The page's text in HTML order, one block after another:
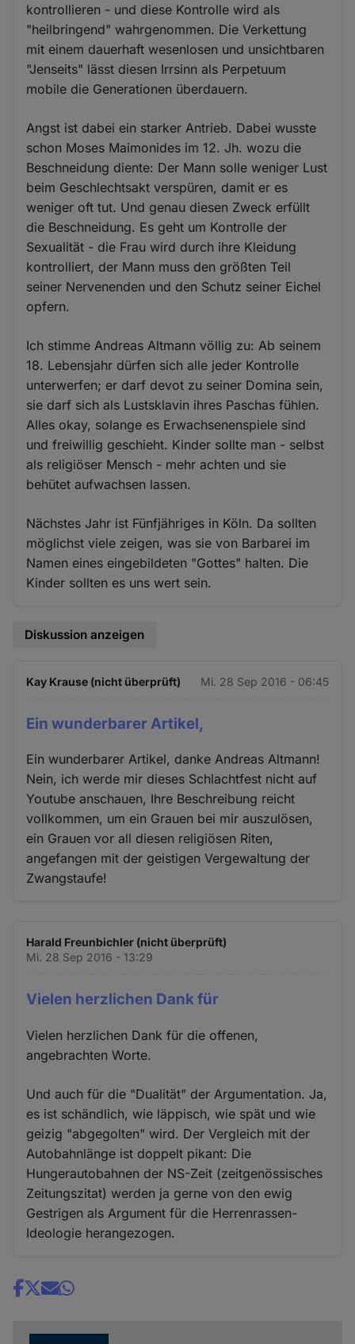
kontrollieren - und diese Kontrolle wird als
"heilbringend" wahrgenommen. Die Verkettung
mit einem dauerhaft wesenlosen und unsichtbaren
"Jenseits" lässt diesen Irrsinn als Perpetuum
mobile die Generationen überdauern.
Angst ist dabei ein starker Antrieb. Dabei wusste
schon Moses Maimonides im 12. Jh. wozu die
Beschneidung diente: Der Mann solle weniger Lust
beim Geschlechtsakt verspüren, damit er es
weniger oft tut. Und genau diesen Zweck erfüllt
die Beschneidung. Es geht um Kontrolle der
Sexualität - die Frau wird durch ihre Kleidung
kontrolliert, der Mann muss den größten Teil
seiner Nervenenden und den Schutz seiner Eichel
opfern.
Ich stimme Andreas Altmann völlig zu: Ab seinem
18. Lebensjahr dürfen sich alle jeder Kontrolle
unterwerfen; er darf devot zu seiner Domina sein,
sie darf sich als Lustsklavin ihres Paschas fühlen.
Alles okay, solange es Erwachsenenspiele sind
und freiwillig geschieht. Kinder sollte man - selbst
als religiöser Mensch - mehr achten und sie
behütet aufwachsen lassen.
Nächstes Jahr ist Fünfjähriges in Köln. Da sollten
möglichst viele zeigen, was sie von Barbarei im
Namen eines eingebildeten "Gottes" halten. Die
Kinder sollten es uns wert sein.
Diskussion anzeigen
Kay Krause (nicht überprüft) Mi. 28 Sep 2016 - 06:45
Ein wunderbarer Artikel,
Ein wunderbarer Artikel, danke Andreas Altmann!
Nein, ich werde mir dieses Schlachtfest nicht auf
Youtube anschauen, Ihre Beschreibung reicht
vollkommen, um ein Grauen bei mir auszulösen,
ein Grauen vor all diesen religiösen Riten,
angefangen mit der geistigen Vergewaltung der
Zwangstaufe!
Harald Freunbichler (nicht überprüft)
Mi. 28 Sep 2016 - 13:29
Vielen herzlichen Dank für
Vielen herzlichen Dank für die offenen,
angebrachten Worte.
Und auch für die "Dualität" der Argumentation. Ja,
es ist schändlich, wie läppisch, wie spät und wie
geizig "abgegolten" wird. Der Vergleich mit der
Autobahnlänge ist doppelt pikant: Die
Hungerautobahnen der NS-Zeit (zeitgenössisches
Zeitungszitat) werden ja gerne von den ewig
Gestrigen als Argument für die Herrenrassen-
Ideologie herangezogen.
Share